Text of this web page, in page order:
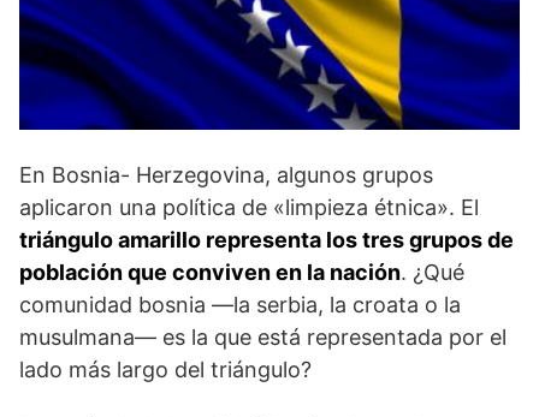
En Bosnia- Herzegovina, algunos grupos
aplicaron una política de «limpieza étnica». El
triángulo amarillo representa los tres grupos de
población que conviven en la nación. ¿Qué
comunidad bosnia —la serbia, la croata o la
musulmana— es la que está representada por el
lado más largo del triángulo?